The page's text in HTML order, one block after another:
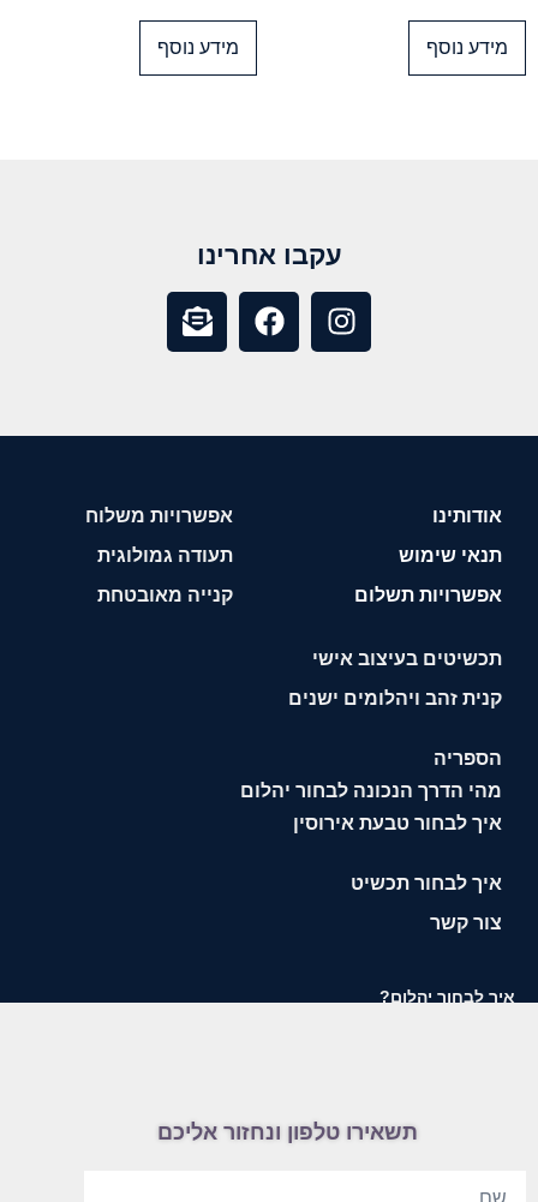
מידע נוסף מידע נוסף
עקבו אחרינו
אודותינו
תנאי שימוש
אפשרויות תשלום
אפשרויות משלוח
תעודה גמולוגית
קנייה מאובטחת
תכשיטים בעיצוב אישי
קנית זהב ויהלומים ישנים
הספריה
מהי הדרך הנכונה לבחור יהלום
איך לבחור טבעת אירוסין
איך לבחור תכשיט
צור קשר
איך לבחור יהלום?
תשאירו טלפון ונחזור אליכם